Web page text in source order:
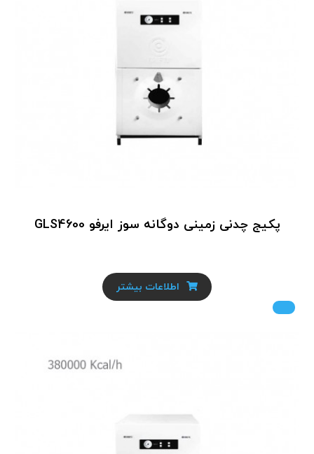
پکیج چدنی زمینی دوگانه سوز ایرفو GLS4600
اطلاعات بیشتر